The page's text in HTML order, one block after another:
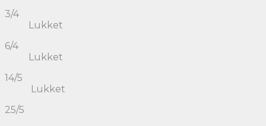
3/4
Lukket
6/4
Lukket
14/5
Lukket
25/5